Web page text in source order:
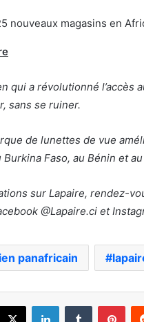
qui a révolutionné
sans se ruiner.
de lunettes de vue
Burkina Faso, au Bénin et
sur Lapaire, rendez-
@Lapaire.ci et
panafricain
X LinkedinTumblr